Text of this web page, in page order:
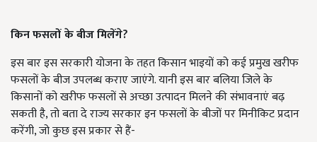
किन फसलों के बीज मिलेंगे?
इस बार इस सरकारी योजना के तहत किसान भाइयों को कई प्रमुख खरीफ
फसलों के बीज उपलब्ध कराए जाएंगे. यानी इस बार बलिया जिले के
किसानों को खरीफ फसलों से अच्छा उत्पादन मिलने की संभावनाएं बढ़
सकती है, तो बता दे राज्य सरकार इन फसलों के बीजों पर मिनीकिट प्रदान
करेंगी, जो कुछ इस प्रकार से हैं-